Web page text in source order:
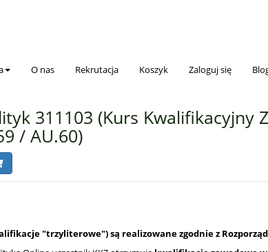
O nas Rekrutacja Koszyk Zaloguj się
311103 (Kurs Kwalifikacyjny
/ AU.60)
"trzyliterowe") są realizowane zgodnie z